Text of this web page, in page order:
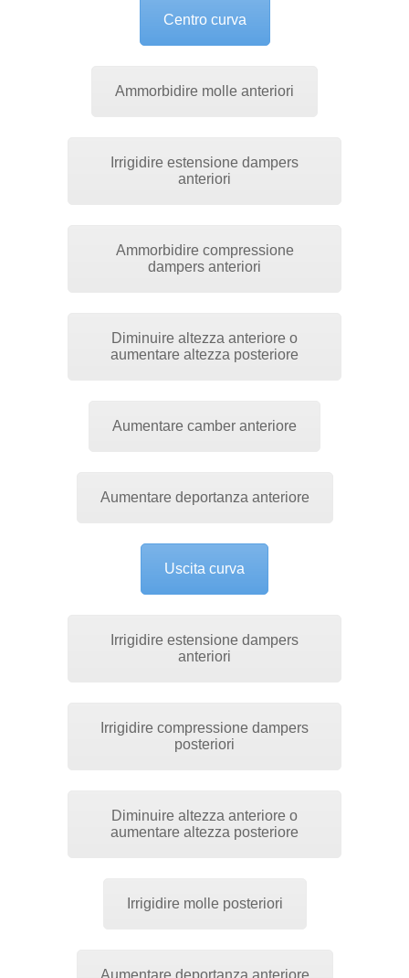
Centro curva
Ammorbidire molle anteriori
Irrigidire estensione dampers
anteriori
Ammorbidire compressione
dampers anteriori
Diminuire altezza anteriore o
aumentare altezza posteriore
Aumentare camber anteriore
Aumentare deportanza anteriore
Uscita curva
Irrigidire estensione dampers
anteriori
Irrigidire compressione dampers
posteriori
Diminuire altezza anteriore o
aumentare altezza posteriore
Irrigidire molle posteriori
Aumentare deportanza anteriore